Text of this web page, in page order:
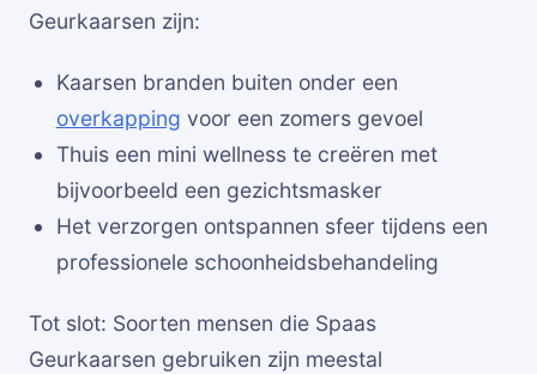
Geurkaarsen zijn:
Kaarsen branden buiten onder een
overkapping voor een zomers gevoel
Thuis een mini wellness te creëren met
bijvoorbeeld een gezichtsmasker
Het verzorgen ontspannen sfeer tijdens een
professionele schoonheidsbehandeling
Tot slot: Soorten mensen die Spaas
Geurkaarsen gebruiken zijn meestal